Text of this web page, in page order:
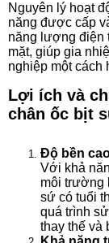
Nguyên lý hoạt
năng được cấp
năng lượng điện
mặt, giúp gia
nghiệp một cách
Lợi ích và
chân ốc bịt
Độ bền
Với khả
môi trường
sứ có tuổi
quá trình
thay thế và